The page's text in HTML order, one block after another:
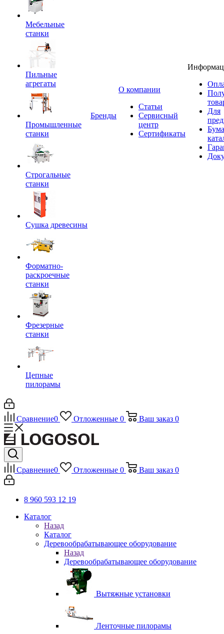
Мебельные
станки
Пильные
агрегаты
Промышленные
станки
Строгальные
станки
Сушка древесины
Форматно-
раскроечные
станки
Фрезерные
станки
Цепные
пилорамы
Бренды
O компании
Статьи
Сервисный
центр
Сертификаты
Для
Сравнение0 Отложенные 0 Ваш заказ 0
Сравнение0 Отложенные 0 Ваш заказ 0
8 960 593 12 19
Каталог
Назад
Каталог
Деревообрабатывающее оборудование
Назад
Деревообрабатывающее оборудование
Вытяжные установки
Ленточные пилорамы